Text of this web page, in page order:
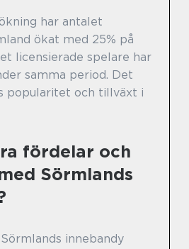
har antalet
ökat med 25% på
licensierade spelare har
samma period. Det
popularitet och tillväxt i
fördelar och
Sörmlands
innebandy